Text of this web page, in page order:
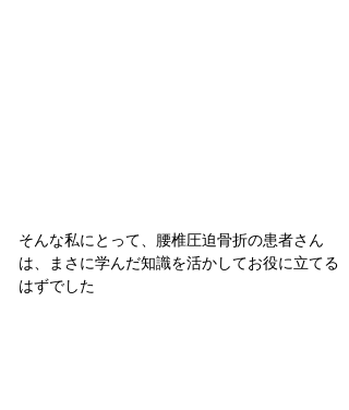
そんな私にとって、腰椎圧迫骨折の患者さん
は、まさに学んだ知識を活かしてお役に立てる
はずでした